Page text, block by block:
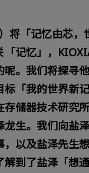
将「记忆由芯，
「记忆」，
呢。我们将探寻
标「我的世界新
存储器技术研究
龙生。我们向盐
，以及盐泽先生
解到了盐泽「想